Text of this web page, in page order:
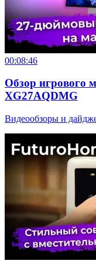
00:08:46
Обзор игрового
XG27AQDMG
Видеообзоры и